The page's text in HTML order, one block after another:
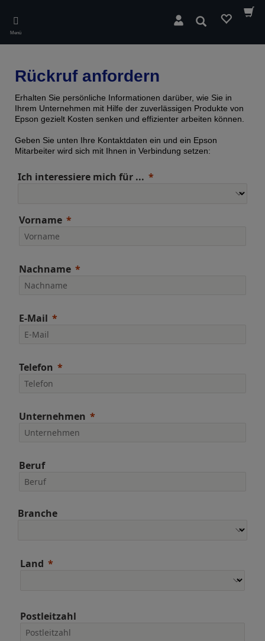
main
content
Menü
Suchen
Rückruf anfordern
Erhalten Sie persönliche Informationen darüber, wie Sie in
Ihrem Unternehmen mit Hilfe der zuverlässigen Produkte von
Epson gezielt Kosten senken und effizienter arbeiten können.
Geben Sie unten Ihre Kontaktdaten ein und ein Epson
Mitarbeiter wird sich mit Ihnen in Verbindung setzen:
Ich interessiere mich für ...
Vorname
Nachname
E-Mail
Telefon
Unternehmen
Beruf
Branche
Land
Postleitzahl